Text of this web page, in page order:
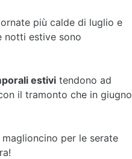
più calde di luglio e
notti estive sono
estivi tendono ad
il tramonto che in giugno
per le serate